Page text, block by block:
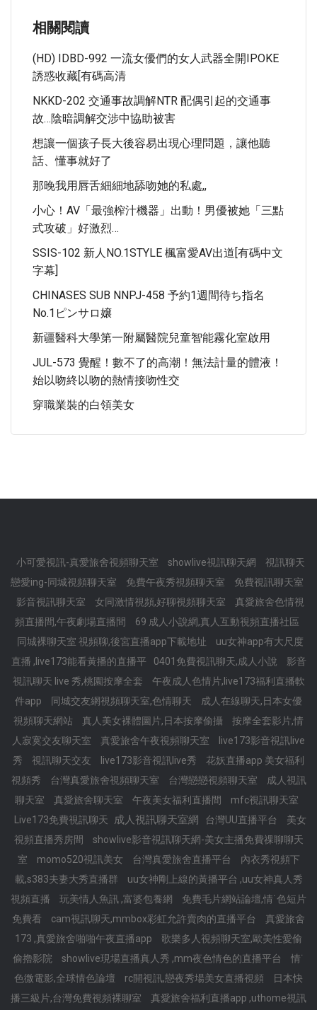
相關閱讀
(HD) IDBD-992 一流女優們的女人武器全開IPOKE
誘惑收藏[有碼高清
NKKD-202 交通事故調解NTR 配偶引起的交通事
故…陰暗調解交涉中協助被害
想讓一個孩子長大後容易出現心理問題，讓他聽
話、懂事就好了
那晚我用唇舌細細地舔吻她的私處,,
小心！AV「最強榨汁機器」出動！男優被她「三點
式攻破」好激烈…
SSIS-102 新人NO.1STYLE 楓富愛AV出道[有碼中文
字幕]
CHINASES SUB NNPJ-458 予約1週間待ち指名
No.1ピンサロ嬢
新疆醫科大學第一附屬醫院兒童智能霧化室啟用
JUL-573 覺醒！數不了的高潮！無法計量的體液！
始以吻終以吻的熱情接吻性交
穿職業裝的白領美女
小可愛視訊-真愛旅舍視頻聊天室 showlive視訊聊天網
視訊聊天
戀愛ing-同城視頻聊天室
免費午夜秀視頻聊天室
免費視訊聊天室
影音視訊聊天室
女同激情視頻,好聊視頻聊天室
真愛旅舍色情視
頻直播間,午夜劇場直播間
69 成人小說網,真人互動視頻直播社區
同城裸聊天室 視頻聊,後宮直播app下載地址
uu女神app有大尺度
直播 ,live173能看黃播的直播平
0401免費視訊聊天,成人小說
影音
視訊聊天 live 秀,桃園按摩全套
午夜成人色情片,live173福利直播軟
件app
同城交友網視頻聊天室,色情聊天
成人在線聊天,日本女優
視頻聊天網站
真人美女裸體圖片,日本按摩偷攝
按摩全套影片,情
人寂寞交友聊天室
真愛旅舍午夜視頻聊天室
live173影音視訊live
秀
視訊聊天交友 live173影音視訊live秀
花妖直播app 美女福利
視頻秀
台灣真愛旅舍視頻聊天室 台灣戀戀視頻聊天室
成人視訊
聊天室
真愛旅舍聊天室 午夜美女福利直播間
mfc視訊聊天室
Live173免費視訊聊天
成人視訊聊天室網 台灣UU直播平台
美女
視頻直播秀房間
showlive影音視訊聊天網-美女主播免費祼聊聊天
室
momo520視訊美女 台灣真愛旅舍直播平台
內衣秀視頻下
載,s383夫妻大秀直播群
uu女神剛上線的黃播平台 ,uu女神真人秀
視頻直播
玩美情人魚訊 ,富婆包養網
免費毛片網站論壇,情˙色短片
免費看
cam視訊聊天,mmbox彩虹允許賣肉的直播平台
真愛旅舍
173 ,真愛旅舍啪啪午夜直播app
歌樂多人視頻聊天室,歐美性愛偷
偷擼影院
showlive現場直播真人秀 ,mm夜色情色的直播平台
情˙
色微電影,全球情色論壇
rc開視訊,戀夜秀場美女直播視頻
日本快
播三級片,台灣免費視頻裸聊室
真愛旅舍福利直播app ,uthome視訊